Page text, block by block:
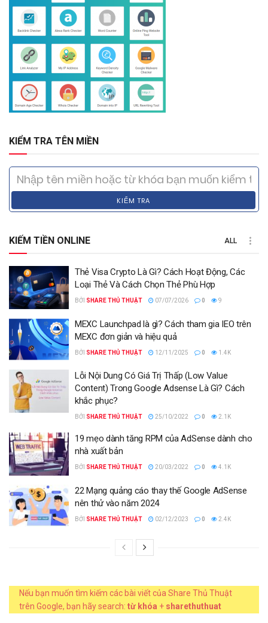
KIỂM TRA TÊN MIỀN
KIỂM TRA
KIẾM TIỀN ONLINE ALL
Thẻ Visa Crypto Là Gì? Cách Hoạt Động, Các
Loại Thẻ Và Cách Chọn Thẻ Phù Hợp
BỞI SHARE THỦ THUẬT 07/07/2026 0 9
MEXC Launchpad là gì? Cách tham gia IEO trên
MEXC đơn giản và hiệu quả
BỞI SHARE THỦ THUẬT 12/11/2025 0 1.4K
Lỗi Nội Dung Có Giá Trị Thấp (Low Value
Content) Trong Google Adsense Là Gì? Cách
khắc phục?
BỞI SHARE THỦ THUẬT 25/10/2022 0 2.1K
19 mẹo dành tăng RPM của AdSense dành cho
nhà xuất bản
BỞI SHARE THỦ THUẬT 20/03/2022 0 4.1K
22 Mạng quảng cáo thay thế Google AdSense
nên thử vào năm 2024
BỞI SHARE THỦ THUẬT 02/12/2023 0 2.4K
Nếu bạn muốn tìm kiếm các bài viết của Share Thủ Thuật
trên Google, bạn hãy search: từ khóa + sharethuthuat